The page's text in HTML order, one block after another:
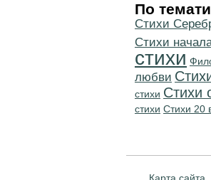
По
Cтихи
Cтихи
стихи
любви
стихи Стихи
стихи Стихи 20